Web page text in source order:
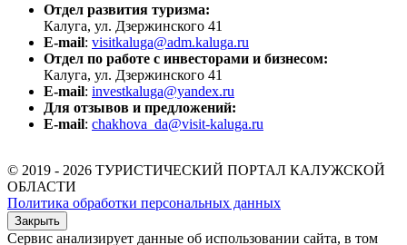
Отдел развития туризма:
Калуга, ул. Дзержинского 41
E-mail: visitkaluga@adm.kaluga.ru
Отдел по работе с инвесторами и бизнесом:
Калуга, ул. Дзержинского 41
E-mail: investkaluga@yandex.ru
Для отзывов и предложений:
E-mail: chakhova_da@visit-kaluga.ru
© 2019 - 2026 ТУРИСТИЧЕСКИЙ ПОРТАЛ КАЛУЖСКОЙ
ОБЛАСТИ
Политика обработки персональных данных
Закрыть
Сервис анализирует данные об использовании сайта, в том